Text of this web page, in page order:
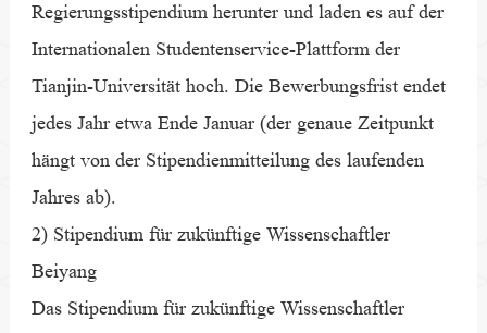
Regierungsstipendium herunter und laden es auf der
Internationalen Studentenservice-Plattform der
Tianjin-Universität hoch. Die Bewerbungsfrist endet
jedes Jahr etwa Ende Januar (der genaue Zeitpunkt
hängt von der Stipendienmitteilung des laufenden
Jahres ab).
2) Stipendium für zukünftige Wissenschaftler
Beiyang
Das Stipendium für zukünftige Wissenschaftler